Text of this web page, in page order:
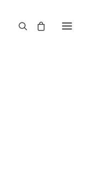
an
Shop ist in Arbeit und